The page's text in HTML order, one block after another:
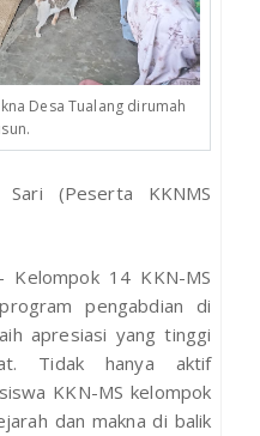
Desa Tualang dirumah
(Peserta KKNMS
14 KKN-MS
pengabdian di
apresiasi yang tinggi
Tidak hanya aktif
KKN-MS kelompok
dan makna di balik